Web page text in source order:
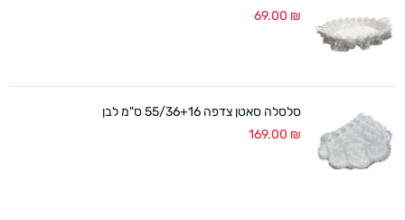
69.00 ₪
סלסלה סאטן צדפה 55/36+16 ס"מ לבן
169.00 ₪